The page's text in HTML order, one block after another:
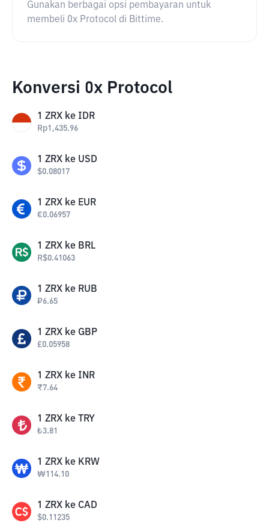
Gunakan berbagai opsi pembayaran untuk
membeli 0x Protocol di Bittime.
Konversi 0x Protocol
1 ZRX ke IDR
Rp1,435.96
1 ZRX ke USD
$0.08017
1 ZRX ke EUR
€0.06957
1 ZRX ke BRL
R$0.41063
1 ZRX ke RUB
₽6.65
1 ZRX ke GBP
£0.05958
1 ZRX ke INR
₹7.64
1 ZRX ke TRY
₺3.81
1 ZRX ke KRW
₩114.10
1 ZRX ke CAD
$0.11235